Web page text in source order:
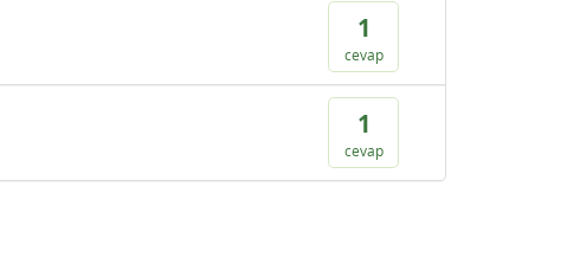
1
cevap
1
cevap